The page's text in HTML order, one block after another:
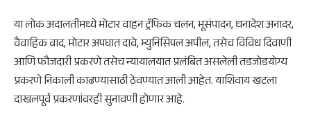
या लोक अदालतीमध्ये मोटार वाहन ट्रॅफिक चलन, भूसंपादन, धनादेश अनादर,
वैवाहिक वाद, मोटार अपघात दावे, म्युनिसिपल अपील, तसेच विविध दिवाणी
आणि फौजदारी प्रकरणे तसेच न्यायालयात प्रलंबित असलेली तडजोडयोग्य
प्रकरणे निकाली काढण्यासाठी ठेवण्यात आली आहेत. याशिवाय खटला
दाखलपूर्व प्रकरणांवरही सुनावणी होणार आहे.